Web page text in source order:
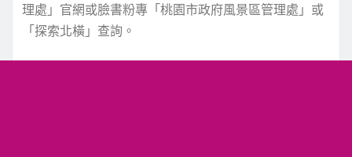
理處」官網或臉書粉專「桃園市政府風景區管理處」或
「探索北橫」查詢。